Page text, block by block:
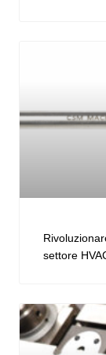
settore